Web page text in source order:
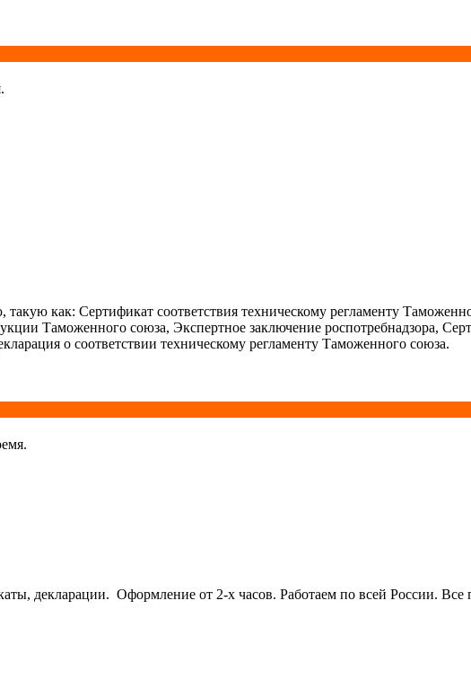
как: Сертификат соответствия техническому регламенту
Таможенного союза, Экспертное заключение роспотребнадзора,
о соответствии техническому регламенту Таможенного союза.
Оформление от 2-х часов. Работаем по всей России. Все